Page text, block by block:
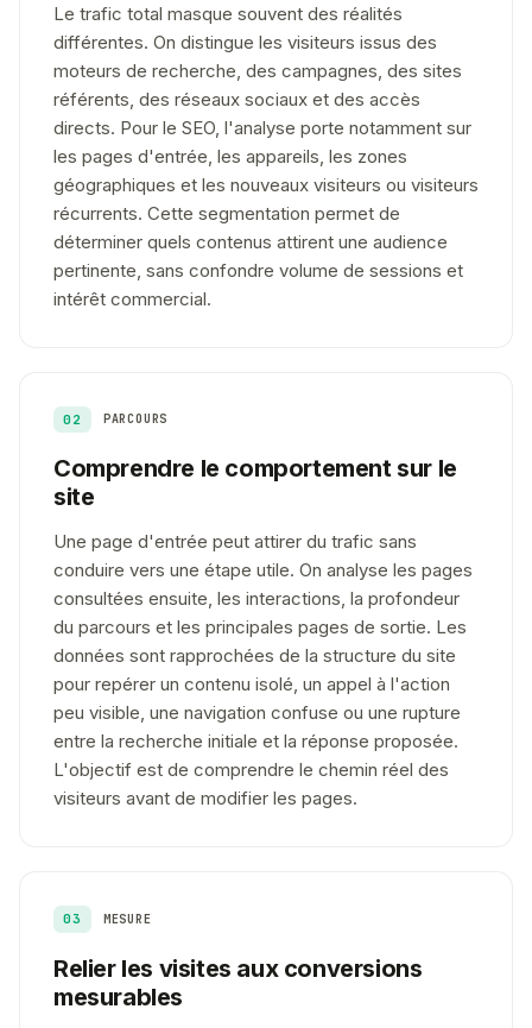
Le trafic total masque souvent des réalités
différentes. On distingue les visiteurs issus des
moteurs de recherche, des campagnes, des sites
référents, des réseaux sociaux et des accès
directs. Pour le SEO, l'analyse porte notamment sur
les pages d'entrée, les appareils, les zones
géographiques et les nouveaux visiteurs ou visiteurs
récurrents. Cette segmentation permet de
déterminer quels contenus attirent une audience
pertinente, sans confondre volume de sessions et
intérêt commercial.
02 PARCOURS
Comprendre le comportement sur le
site
Une page d'entrée peut attirer du trafic sans
conduire vers une étape utile. On analyse les pages
consultées ensuite, les interactions, la profondeur
du parcours et les principales pages de sortie. Les
données sont rapprochées de la structure du site
pour repérer un contenu isolé, un appel à l'action
peu visible, une navigation confuse ou une rupture
entre la recherche initiale et la réponse proposée.
L'objectif est de comprendre le chemin réel des
visiteurs avant de modifier les pages.
03 MESURE
Relier les visites aux conversions
mesurables